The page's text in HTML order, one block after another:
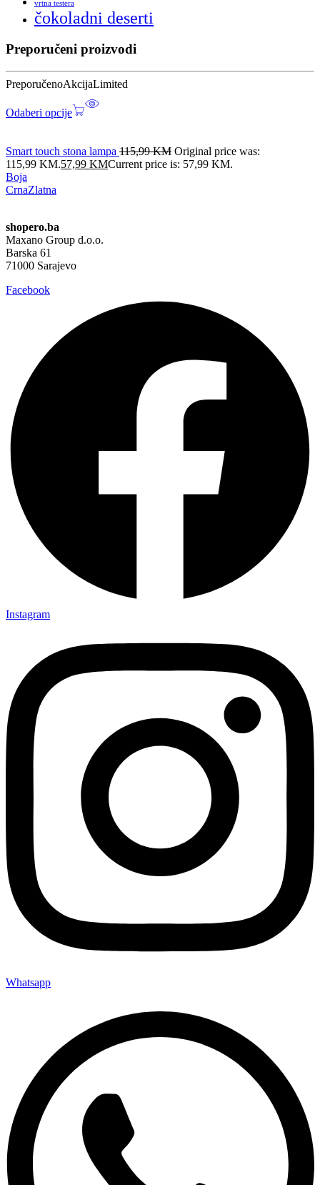
vrtna testera
čokoladni deserti
Preporučeni proizvodi
PreporučenoAkcijaLimited
Odaberi opcije
Smart touch stona lampa 115,99KM Original price was:
115,99 KM.57,99 KMCurrent price is: 57,99 KM.
Boja
CrnaZlatna
shopero.ba
Maxano Group d.o.o.
Barska 61
71000 Sarajevo
Facebook
Instagram
Whatsapp